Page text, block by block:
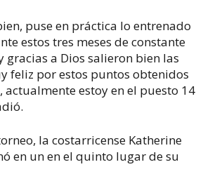
puse en práctica lo entrenado
estos tres meses de constante
gracias a Dios salieron bien las
feliz por estos puntos obtenidos
estoy en el puesto 14
la costarricense Katherine
en un en el quinto lugar de su